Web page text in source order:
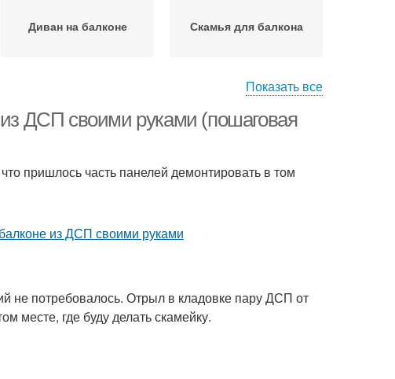
Диван на балконе Скамья для балкона
Диванчик на балкон
Показать все
ДСП своими руками (пошаговая
пришлось часть панелей демонтировать в том
не потребовалось. Отрыл в кладовке пару ДСП от
месте, где буду делать скамейку.